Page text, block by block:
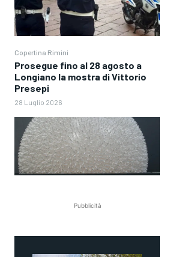
Copertina Rimini
Prosegue fino al 28 agosto a
Longiano la mostra di Vittorio
Presepi
28 Luglio 2026
Pubblicità